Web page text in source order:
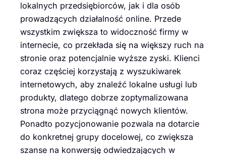
lokalnych przedsiębiorców, jak i dla osób
prowadzących działalność online. Przede
wszystkim zwiększa to widoczność firmy w
internecie, co przekłada się na większy ruch na
stronie oraz potencjalnie wyższe zyski. Klienci
coraz częściej korzystają z wyszukiwarek
internetowych, aby znaleźć lokalne usługi lub
produkty, dlatego dobrze zoptymalizowana
strona może przyciągnąć nowych klientów.
Ponadto pozycjonowanie pozwala na dotarcie
do konkretnej grupy docelowej, co zwiększa
szanse na konwersję odwiedzających w